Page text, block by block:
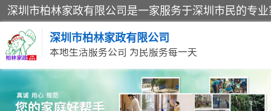
深圳市柏林家政有限公司
本地生活服务公司 为民服务每一天
家居保洁